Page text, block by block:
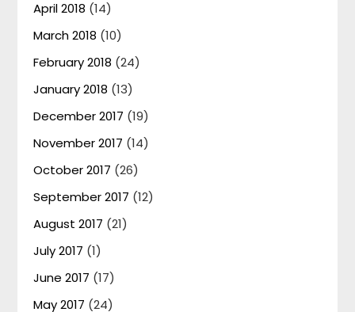
April 2018 (14)
March 2018 (10)
February 2018 (24)
January 2018 (13)
December 2017 (19)
November 2017 (14)
October 2017 (26)
September 2017 (12)
August 2017 (21)
July 2017 (1)
June 2017 (17)
May 2017 (24)